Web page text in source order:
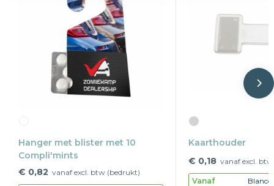
Hanger met blister met 10
Compli'mints
€ 0,82 vanaf excl. btw (bedrukt)
Kaarthouder
€ 0,18 vanaf excl.
Vanaf
Blanco